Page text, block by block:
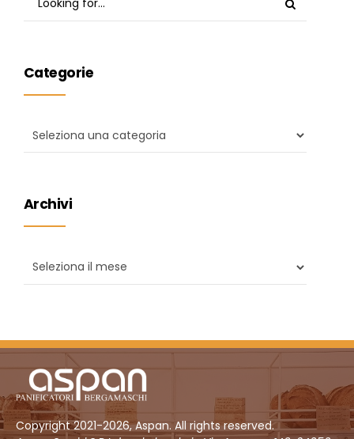
Categorie
Archivi
Copyright 2021-2026, Aspan. All rights reserved.